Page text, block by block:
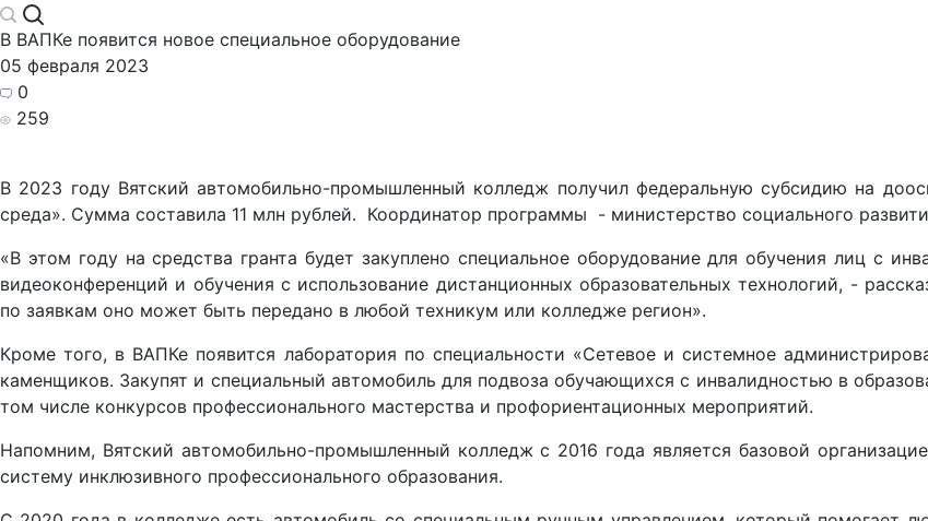
В ВАПКе появится новое специальное оборудование
05 февраля 2023
0
259
В 2023 году Вятский автомобильно-промышленный колледж получил федеральную субсидию на
среда». Сумма составила 11 млн рублей. Координатор программы - министерство социального
«В этом году на средства гранта будет закуплено специальное оборудование для обучения лиц с
видеоконференций и обучения с использование дистанционных образовательных технологий, -
по заявкам оно может быть передано в любой техникум или колледже регион».
Кроме того, в ВАПКе появится лаборатория по специальности «Сетевое и системное
каменщиков. Закупят и специальный автомобиль для подвоза обучающихся с инвалидностью в
том числе конкурсов профессионального мастерства и профориентационных мероприятий.
Напомним, Вятский автомобильно-промышленный колледж с 2016 года является базовой
систему инклюзивного профессионального образования.